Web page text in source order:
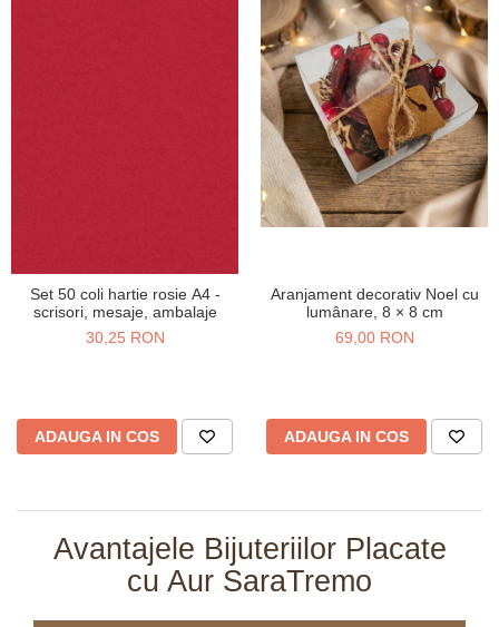
Set 50 coli hartie rosie A4 -
scrisori, mesaje, ambalaje
30,25 RON
ADAUGA IN COS
Aranjament decorativ Noel cu
lumânare, 8 × 8 cm
69,00 RON
ADAUGA IN COS
Avantajele Bijuteriilor Placate
cu Aur SaraTremo